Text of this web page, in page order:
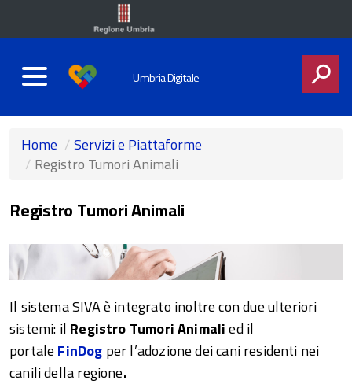
Umbria Digitale
Home
Servizi e Piattaforme
Registro Tumori Animali
Registro Tumori Animali
Il sistema SIVA è integrato inoltre con due ulteriori
sistemi: il Registro Tumori Animalied il
portale FinDog per l’adozione dei cani residenti nei
canili della regione.